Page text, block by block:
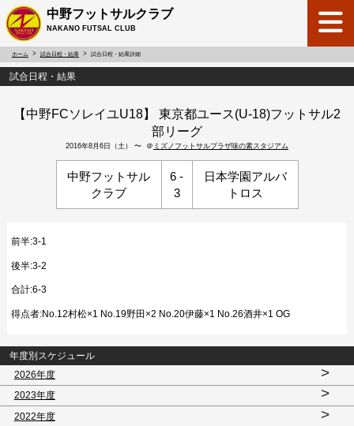
中野フットサルクラブ
NAKANO FUTSAL CLUB
ホーム 試合日程・結果 試合日程・結果詳細
試合日程・結果
【中野FCソレイユU18】 東京都ユース(U-18)フットサル2
部リーグ
2016年8月6日（土） 〜 ＠ ミズノフットサルプラザ味の素スタジアム
中野フットサル
クラブ
6 -
3
日本学園アルバ
トロス
前半:3-1
後半:3-2
合計:6-3
得点者:No.12村松×1 No.19野田×2 No.20伊藤×1 No.26酒井×1 OG
年度別スケジュール
2026年度
>
2023年度 >
2022年度 >